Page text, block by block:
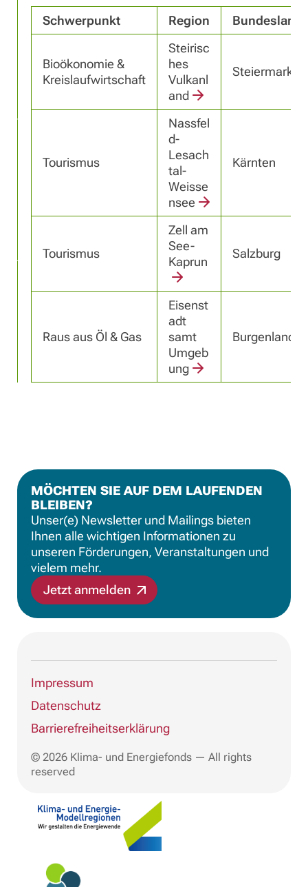
Schwerpunkt Region Bundesland
Bioökonomie &
Kreislaufwirtschaft
Steirisc
hes
Vulkanl
and
Steiermark
Tourismus
Nassfel
d-
Lesach
tal-
Weisse
nsee
Kärnten
Tourismus
Zell am
See-
Kaprun
Salzburg
Raus aus Öl & Gas
Eisenst
adt
samt
Umgeb
ung
Burgenland
MÖCHTEN SIE AUF DEM LAUFENDEN
BLEIBEN?
Unser(e) Newsletter und Mailings bieten
Ihnen alle wichtigen Informationen zu
unseren Förderungen, Veranstaltungen und
vielem mehr.
Jetzt anmelden
Impressum
Datenschutz
Barrierefreiheitserklärung
© 2026 Klima- und Energiefonds — All rights
reserved